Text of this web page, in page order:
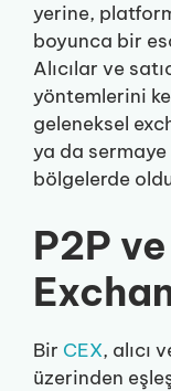
yerine,
boyunca bir
Alıcılar ve
yöntemlerini
geleneksel
ya da sermaye
bölgelerde
P2P
Bir CEX, alıcı
üzerinden